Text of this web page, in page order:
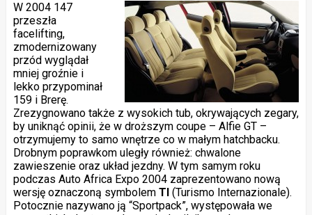
W 2004 147
przeszła
facelifting,
zmodernizowany
przód wyglądał
mniej groźnie i
lekko przypominał
159 i Brerę.
Zrezygnowano także z wysokich tub, okrywających zegary,
by uniknąć opinii, że w droższym coupe – Alfie GT –
otrzymujemy to samo wnętrze co w małym hatchbacku.
Drobnym poprawkom uległy również: chwalone
zawieszenie oraz układ jezdny. W tym samym roku
podczas Auto Africa Expo 2004 zaprezentowano nową
wersję oznaczoną symbolem TI(Turismo Internazionale).
Potocznie nazywano ją “Sportpack”, występowała we